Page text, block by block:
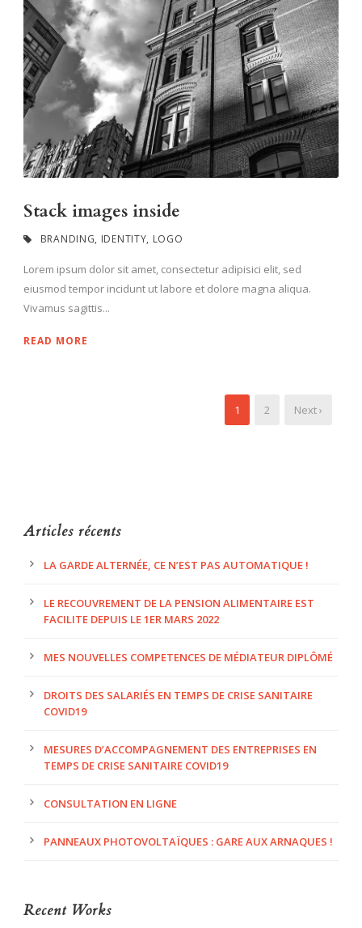
Stack images inside
BRANDING, IDENTITY, LOGO
Lorem ipsum dolor sit amet, consectetur adipisici elit, sed
eiusmod tempor incidunt ut labore et dolore magna aliqua.
Vivamus sagittis...
READ MORE
1 2 Next ›
Articles récents
LA GARDE ALTERNÉE, CE N’EST PAS AUTOMATIQUE !
LE RECOUVREMENT DE LA PENSION ALIMENTAIRE EST
FACILITE DEPUIS LE 1ER MARS 2022
MES NOUVELLES COMPETENCES DE MÉDIATEUR DIPLÔMÉ
DROITS DES SALARIÉS EN TEMPS DE CRISE SANITAIRE
COVID19
MESURES D’ACCOMPAGNEMENT DES ENTREPRISES EN
TEMPS DE CRISE SANITAIRE COVID19
CONSULTATION EN LIGNE
PANNEAUX PHOTOVOLTAÏQUES : GARE AUX ARNAQUES !
Recent Works